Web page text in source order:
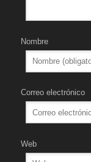
Nombre
Correo electrónico
Web